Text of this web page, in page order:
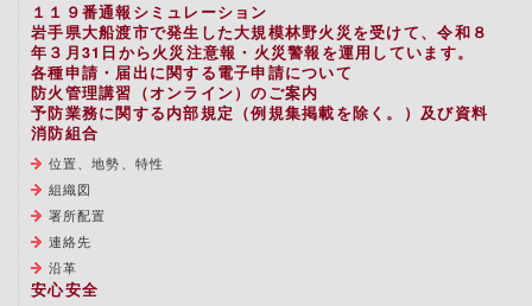
１１９番通報シミュレーション
岩手県大船渡市で発生した大規模林野火災を受けて、令和８
年３月31日から火災注意報・火災警報を運用しています。
各種申請・届出に関する電子申請について
防火管理講習（オンライン）のご案内
予防業務に関する内部規定（例規集掲載を除く。）及び資料
消防組合
位置、地勢、特性
組織図
署所配置
連絡先
沿革
安心安全